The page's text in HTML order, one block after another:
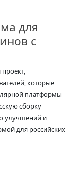
для
с
которые
платформы
сборку
улучшений и
для российских